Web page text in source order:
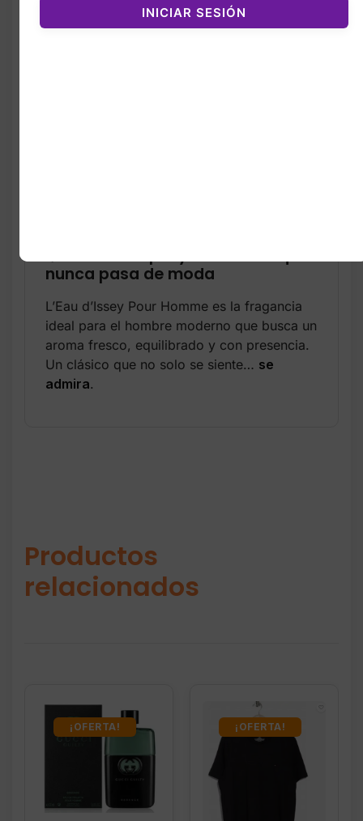
vuelve más cálida y especiada gracias a la
nuez moscada, creando un equilibrio
nunca pasa de moda
L’Eau d’Issey Pour Homme es la fragancia
ideal para el hombre moderno que busca un
aroma fresco, equilibrado y con presencia.
Un clásico que no solo se siente… se
admira.
Productos
relacionados
¡OFERTA! ¡OFERTA!
INICIAR SESIÓN